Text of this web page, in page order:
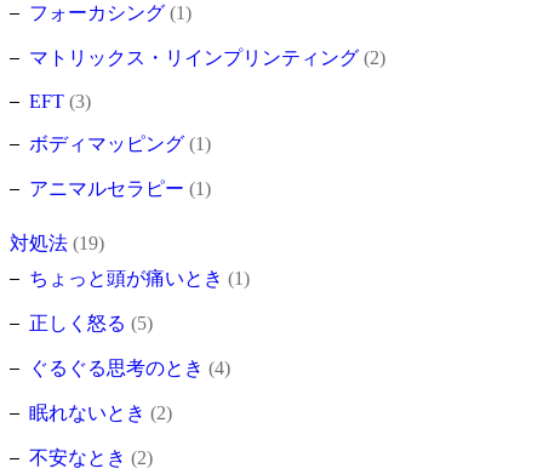
フォーカシング (1)
マトリックス・リインプリンティング (2)
EFT (3)
ボディマッピング (1)
アニマルセラピー (1)
対処法 (19)
ちょっと頭が痛いとき (1)
正しく怒る (5)
ぐるぐる思考のとき (4)
眠れないとき (2)
不安なとき (2)